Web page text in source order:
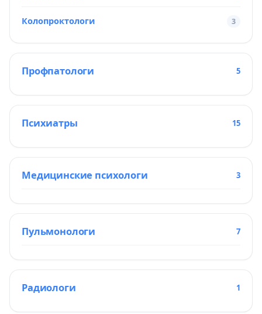
Колопроктологи 3
Профпатологи 5
Психиатры 15
Медицинские психологи 3
Пульмонологи 7
Радиологи 1